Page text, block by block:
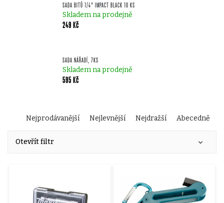
SADA BITŮ 1/4" IMPACT BLACK 10 KS
Skladem na prodejně
249 Kč
SADA NÁŘADÍ, 7KS
Skladem na prodejně
595 Kč
Ř
a
Nejprodávanější Nejlevnější Nejdražší Abecedně
Otevřít filtr